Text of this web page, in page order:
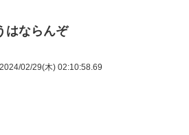
はならんぞ
2024/02/29(木) 02:10:58.69